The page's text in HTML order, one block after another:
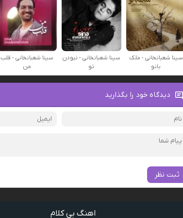
سینا شعبانخانی - ملک
بانو
سینا شعبانخانی - نبودن
تو
سینا شعبانخانی - قلب
من
دیدگاه خود را بگذارید
ثبت نظر
اهنگ بی کلام